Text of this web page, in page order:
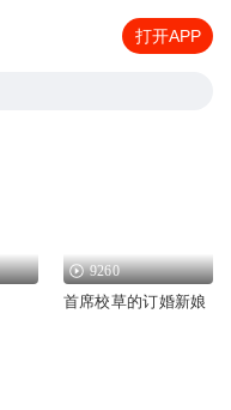
打开APP
9260
首席校草的订婚新娘